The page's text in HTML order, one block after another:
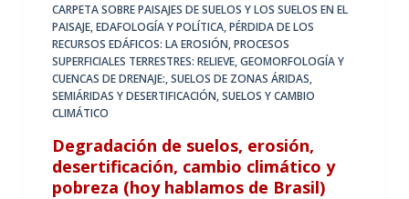
CARPETA SOBRE PAISAJES DE SUELOS Y LOS SUELOS EN EL
PAISAJE,EDAFOLOGÍA Y POLÍTICA,PÉRDIDA DE LOS
RECURSOS EDÁFICOS: LA EROSIÓN,PROCESOS
SUPERFICIALES TERRESTRES: RELIEVE, GEOMORFOLOGÍA Y
CUENCAS DE DRENAJE:,SUELOS DE ZONAS ÁRIDAS,
SEMIÁRIDAS Y DESERTIFICACIÓN,SUELOS Y CAMBIO
CLIMÁTICO
Degradación de suelos, erosión,
desertificación, cambio climático y
pobreza (hoy hablamos de Brasil)